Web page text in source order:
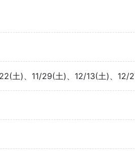
土)、11/29(土)、12/13(土)、12/